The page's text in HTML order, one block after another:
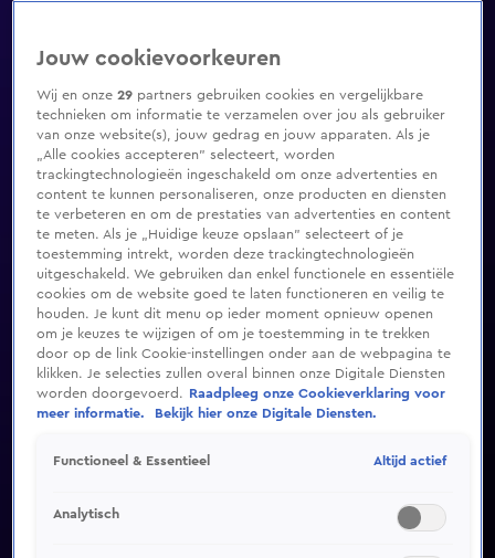
Video helaas niet gevonden
Jouw cookievoorkeuren
Wij en onze29 partners gebruiken cookies en vergelijkbare
technieken om informatie te verzamelen over jou als gebruiker
van onze website(s), jouw gedrag en jouw apparaten. Als je
„Alle cookies accepteren” selecteert, worden
trackingtechnologieën ingeschakeld om onze advertenties en
content te kunnen personaliseren, onze producten en diensten
te verbeteren en om de prestaties van advertenties en content
te meten. Als je „Huidige keuze opslaan” selecteert of je
toestemming intrekt, worden deze trackingtechnologieën
uitgeschakeld. We gebruiken dan enkel functionele en essentiële
cookies om de website goed te laten functioneren en veilig te
houden. Je kunt dit menu op ieder moment opnieuw openen
om je keuzes te wijzigen of om je toestemming in te trekken
door op de link Cookie-instellingen onder aan de webpagina te
klikken. Je selecties zullen overal binnen onze Digitale Diensten
worden doorgevoerd.
Raadpleeg onze Cookieverklaring voor
meer informatie.
Bekijk hier onze Digitale Diensten.
Functioneel & Essentieel Altijd actief
Analytisch